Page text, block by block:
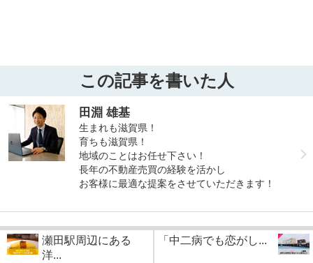
この記事を書いた人
田淵 雄基
生まれも滋賀県！
育ちも滋賀県！
地域のことはお任せ下さい！
長年の不動産売買の経験を活かし
お客様に最適な提案をさせていただきます！
瀬田駅周辺にある
洋...
「中二病でも恋がし...